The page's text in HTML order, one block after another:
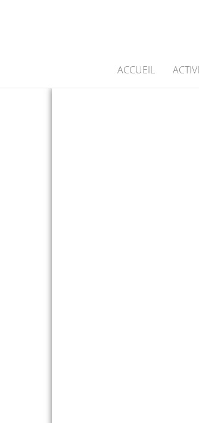
ACCUEIL